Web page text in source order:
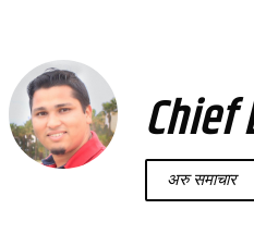
अरु समाचार